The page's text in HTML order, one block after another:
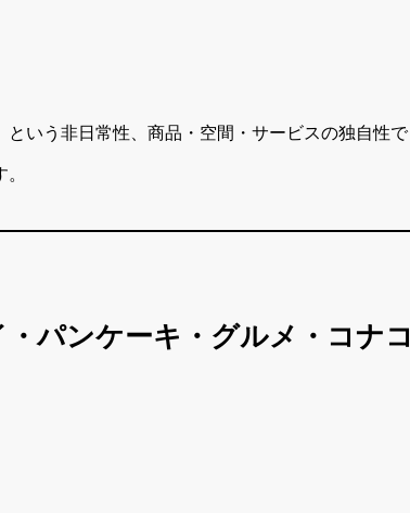
いう非日常性、商品・空間・サービスの独自性で
パンケーキ・グルメ・コナコ